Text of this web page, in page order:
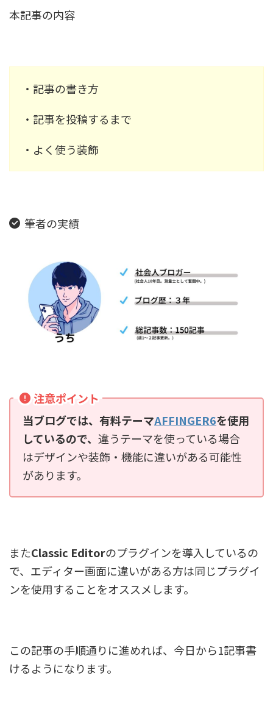
本記事の内容
・記事の書き方
・記事を投稿するまで
・よく使う装飾
筆者の実績
注意ポイント
当ブログでは、有料テーマAFFINGER6を使用
しているので、 違うテーマを使っている場合
はデザインや装飾・機能に違いがある可能性
があります。
またClassic Editorのプラグインを導入しているの
で、エディター画面に違いがある方は同じプラグイ
ンを使用することをオススメします。
この記事の手順通りに進めれば、今日から1記事書
けるようになります。